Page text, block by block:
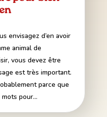
envisagez d’en avoir
animal de
vous devez être
est très important.
parce que
pour...